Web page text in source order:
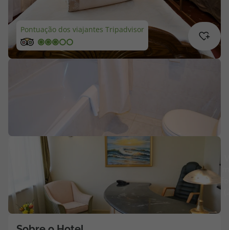
Rede de Lojas
Blog TopViagens
Agências
Contactos
Apoio ao cliente em Portugal
218 925 471
Pontuação dos viajantes Tripadvisor